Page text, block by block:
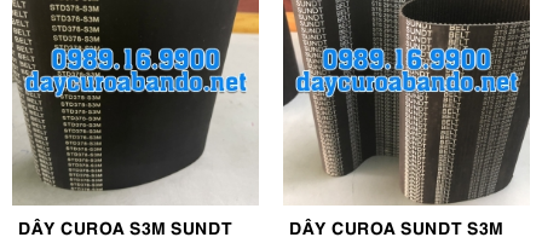
DÂY CUROA S3M SUNDT
DÂY CUROA SUNDT S3M